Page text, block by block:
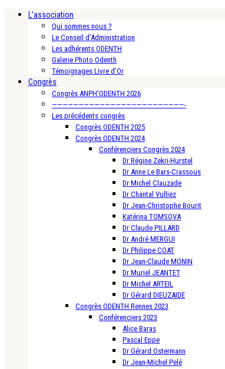
L’association
Qui sommes nous ?
Le Conseil d’Administration
Les adhérents ODENTH
Galerie Photo Odenth
Témoignages Livre d’Or
Congrès
Congrès ANPH’ODENTH 2026
—————————————————————————-
Les précédents congrès
Congrès ODENTH 2025
Congrès ODENTH 2024
Conférenciers Congrès 2024
Dr Régine Zekri-Hurstel
Dr Anne Le Bars-Crassous
Dr Michel Clauzade
Dr Chantal Vulliez
Dr Jean-Christophe Bourit
Katérina TOMSOVA
Dr Claude PILLARD
Dr André MERGUI
Dr Philippe COAT
Dr Jean-Claude MONIN
Dr Muriel JEANTET
Dr Michel ARTEIL
Dr Gérard DIEUZAIDE
Congrès ODENTH Rennes 2023
Conférenciers 2023
Alice Baras
Pascal Eppe
Dr Gérard Ostermann
Dr Jean-Michel Pelé